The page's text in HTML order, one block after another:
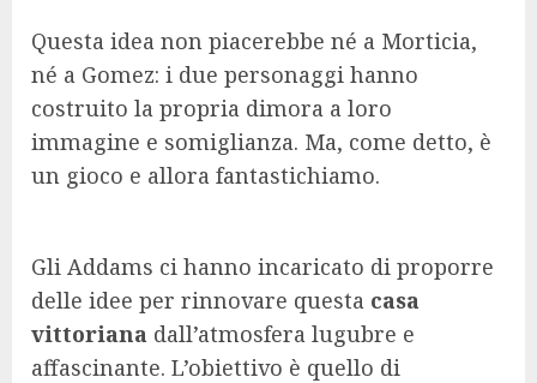
Questa idea non piacerebbe né a Morticia,
né a Gomez: i due personaggi hanno
costruito la propria dimora a loro
immagine e somiglianza. Ma, come detto, è
un gioco e allora fantastichiamo.
Gli Addams ci hanno incaricato di proporre
delle idee per rinnovare questa casa
vittoriana dall’atmosfera lugubre e
affascinante. L’obiettivo è quello di